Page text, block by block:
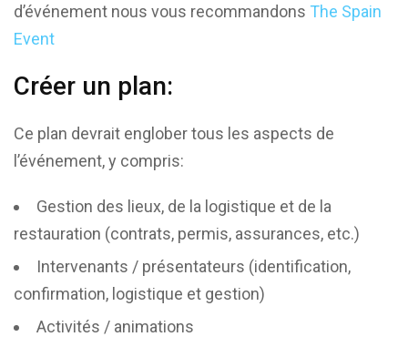
d’événement nous vous recommandons The Spain
Event
Créer un plan:
Ce plan devrait englober tous les aspects de
l’événement, y compris:
Gestion des lieux, de la logistique et de la
restauration (contrats, permis, assurances, etc.)
Intervenants / présentateurs (identification,
confirmation, logistique et gestion)
Activités / animations